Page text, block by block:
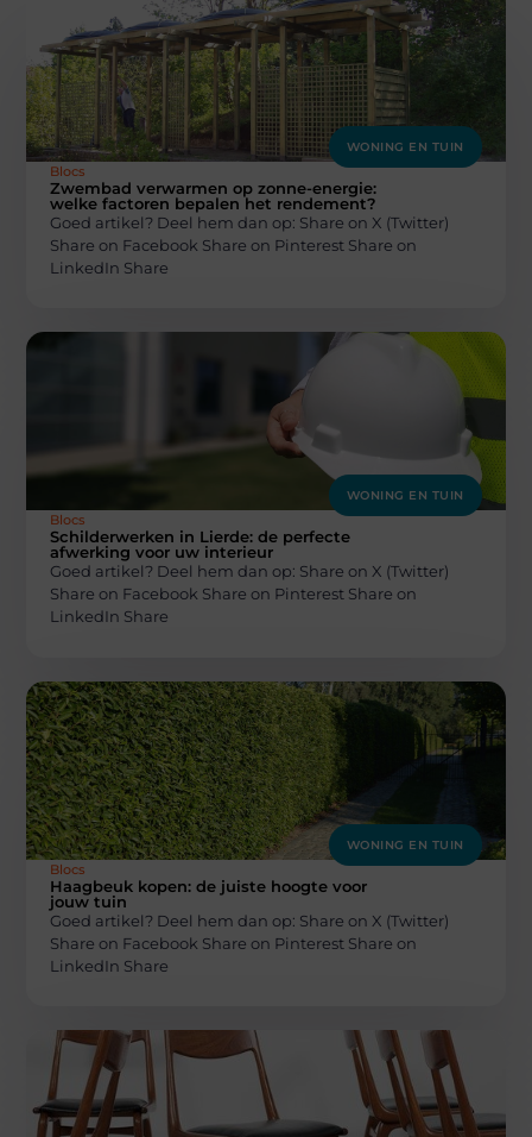
WONING EN TUIN
Blocs
Zwembad verwarmen op zonne-energie:
welke factoren bepalen het rendement?
Goed artikel? Deel hem dan op: Share on X (Twitter)
Share on Facebook Share on Pinterest Share on
LinkedIn Share
WONING EN TUIN
Blocs
Schilderwerken in Lierde: de perfecte
afwerking voor uw interieur
Goed artikel? Deel hem dan op: Share on X (Twitter)
Share on Facebook Share on Pinterest Share on
LinkedIn Share
WONING EN TUIN
Blocs
Haagbeuk kopen: de juiste hoogte voor
jouw tuin
Goed artikel? Deel hem dan op: Share on X (Twitter)
Share on Facebook Share on Pinterest Share on
LinkedIn Share